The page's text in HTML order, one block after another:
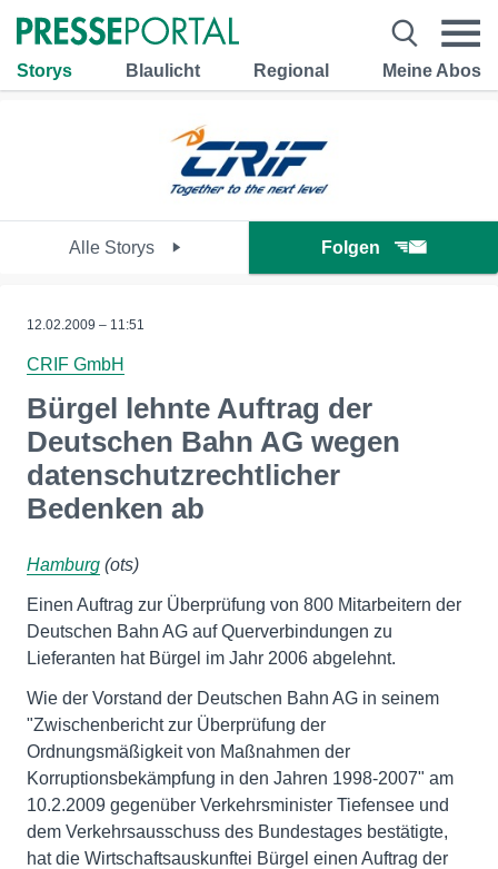
Storys Blaulicht Regional Meine Abos
Alle Storys Folgen
12.02.2009 – 11:51
CRIF GmbH
Bürgel lehnte Auftrag der
Deutschen Bahn AG wegen
datenschutzrechtlicher
Bedenken ab
Hamburg (ots)
Einen Auftrag zur Überprüfung von 800 Mitarbeitern der
Deutschen Bahn AG auf Querverbindungen zu
Lieferanten hat Bürgel im Jahr 2006 abgelehnt.
Wie der Vorstand der Deutschen Bahn AG in seinem
"Zwischenbericht zur Überprüfung der
Ordnungsmäßigkeit von Maßnahmen der
Korruptionsbekämpfung in den Jahren 1998-2007" am
10.2.2009 gegenüber Verkehrsminister Tiefensee und
dem Verkehrsausschuss des Bundestages bestätigte,
hat die Wirtschaftsauskunftei Bürgel einen Auftrag der